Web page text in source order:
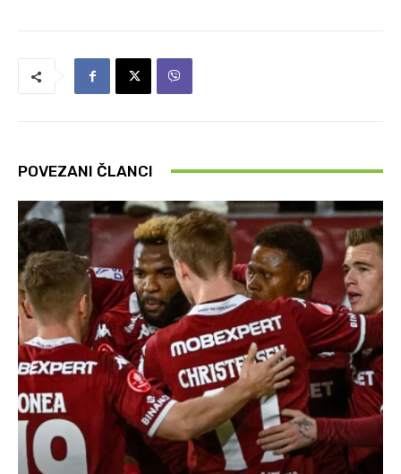
POVEZANI ČLANCI